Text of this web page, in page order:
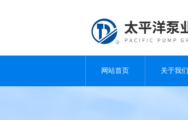
网站首页 关于我们